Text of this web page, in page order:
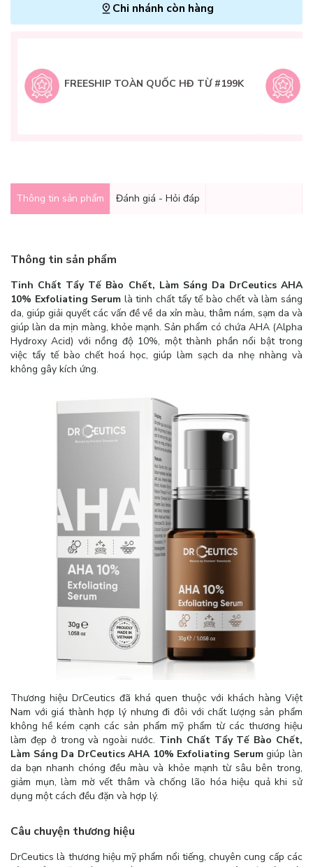
Chi nhánh còn hàng
FREESHIP TOÀN QUỐC HĐ TỪ #199K
Thông tin sản phẩm Đánh giá - Hỏi đáp
Thông tin sản phẩm
Tinh Chất Tẩy Tế Bào Chết, Làm Sáng Da DrCeutics AHA
10% Exfoliating Serum là tinh chất tẩy tế bào chết và làm sáng
da, giúp giải quyết các vấn đề về da xỉn màu, thâm nám, sạm da và
giúp làn da mịn màng, khỏe mạnh. Sản phẩm có chứa AHA (Alpha
Hydroxy Acid) với nồng độ 10%, một thành phần nổi bật trong
việc tẩy tế bào chết hoá học, giúp làm sạch da nhẹ nhàng và
không gây kích ứng.
Thương hiệu DrCeutics đã khá quen thuộc với khách hàng Việt
Nam với giá thành hợp lý nhưng đi đôi với chất lượng sản phẩm
không hề kém cạnh các sản phẩm mỹ phẩm từ các thương hiệu
làm đẹp ở trong và ngoài nước. Tinh Chất Tẩy Tế Bào Chết,
Làm Sáng Da DrCeutics AHA 10% Exfoliating Serumgiúp làn
da bạn nhanh chóng đều màu và khỏe mạnh từ sâu bên trong,
giảm mụn, làm mờ vết thâm và chống lão hóa hiệu quả khi sử
dụng một cách đều đặn và hợp lý.
Câu chuyện thương hiệu
DrCeutics là thương hiệu mỹ phẩm nổi tiếng, chuyên cung cấp các